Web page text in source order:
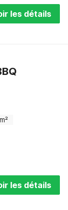
les détails
les détails